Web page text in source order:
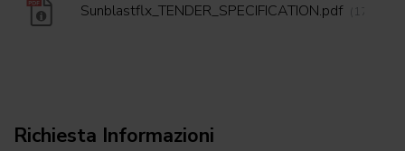
Sunblastflx_TENDER_SPECIFICATION.pdf (17/02/
Richiesta Informazioni